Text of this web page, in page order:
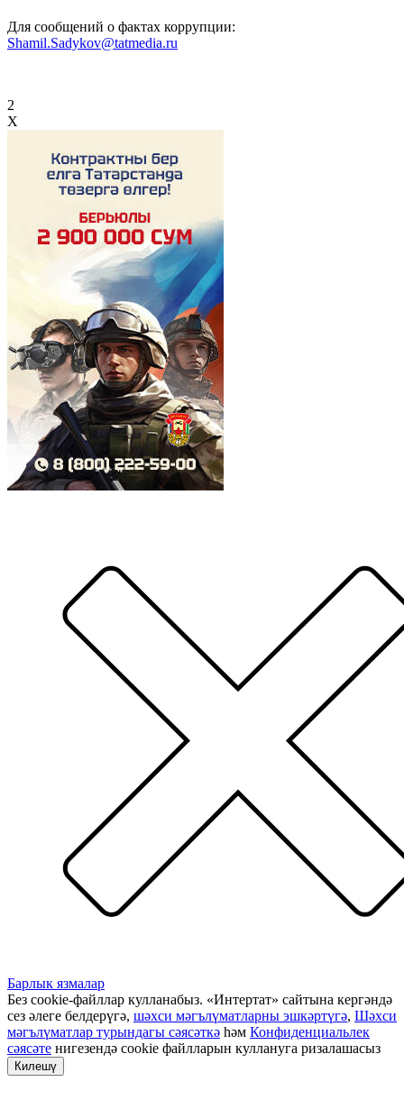
Для сообщений о фактах коррупции:
Shamil.Sadykov@tatmedia.ru
2
X
Барлык язмалар
Без cookie-файллар кулланабыз. «Интертат» сайтына кергәндә
сез әлеге белдерүгә, шәхси мәгълүматларны эшкәртүгә, Шәхси
мәгълүматлар турындагы сәясәткә һәм Конфиденциальлек
сәясәте нигезендә cookie файлларын куллануга ризалашасыз
Килешү